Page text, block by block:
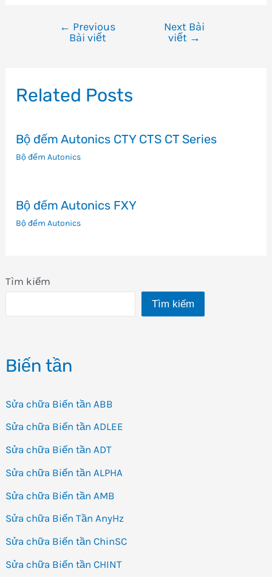
Tìm kiếm
Tìm kiếm
Biến tần
Sửa chữa Biến tần ABB
Sửa chữa Biến tần ADLEE
Sửa chữa Biến tần ADT
Sửa chữa Biến tần ALPHA
Sửa chữa Biến tần AMB
Sửa chữa Biến Tần AnyHz
Sửa chữa Biến tần ChinSC
Sửa chữa Biến tần CHINT
viết
← Previous
Bài viết
Next Bài
viết →
Related Posts
Bộ đếm Autonics CTY CTS CT Series
Bộ đếm Autonics
Bộ đếm Autonics FXY
Bộ đếm Autonics